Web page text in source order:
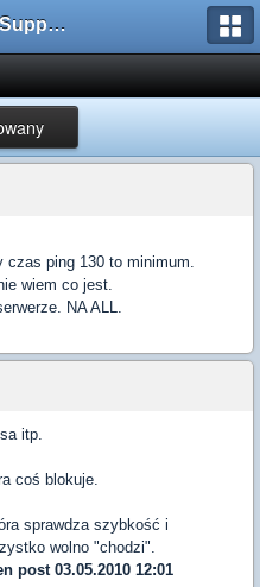
AMXX.pl: Support AMX Mod X i SourceMod
czas ping 130 to minimum.
wiem co jest.
NA ALL.
itp.
coś blokuje.
sprawdza szybkość i
wolno "chodzi".
post 03.05.2010 12:01